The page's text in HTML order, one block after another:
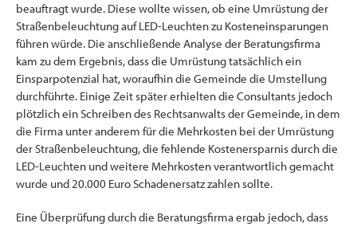
beauftragt wurde. Diese wollte wissen, ob eine Umrüstung der
Straßenbeleuchtung auf LED-Leuchten zu Kosteneinsparungen
führen würde. Die anschließende Analyse der Beratungsfirma
kam zu dem Ergebnis, dass die Umrüstung tatsächlich ein
Einsparpotenzial hat, woraufhin die Gemeinde die Umstellung
durchführte. Einige Zeit später erhielten die Consultants jedoch
plötzlich ein Schreiben des Rechtsanwalts der Gemeinde, in dem
die Firma unter anderem für die Mehrkosten bei der Umrüstung
der Straßenbeleuchtung, die fehlende Kostenersparnis durch die
LED-Leuchten und weitere Mehrkosten verantwortlich gemacht
wurde und 20.000 Euro Schadenersatz zahlen sollte.
Eine Überprüfung durch die Beratungsfirma ergab jedoch, dass